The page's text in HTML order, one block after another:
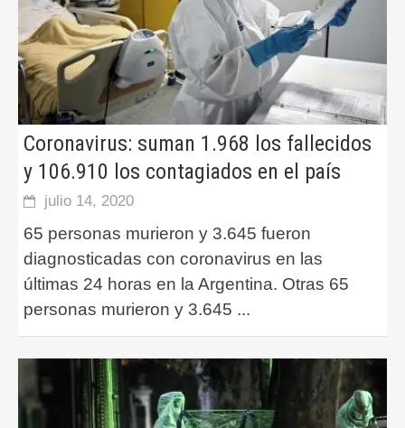
Coronavirus: suman 1.968 los fallecidos
y 106.910 los contagiados en el país
julio 14, 2020
65 personas murieron y 3.645 fueron
diagnosticadas con coronavirus en las
últimas 24 horas en la Argentina. Otras 65
personas murieron y 3.645 ...